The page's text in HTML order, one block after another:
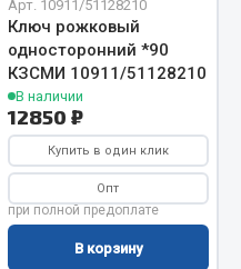
Арт. 10911/51128210
Ключ рожковый
односторонний *90
КЗСМИ 10911/51128210
В наличии
12850 ₽
Купить в один клик
Опт
при полной предоплате
В корзину